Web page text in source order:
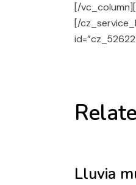
[/
[/
Lluvia